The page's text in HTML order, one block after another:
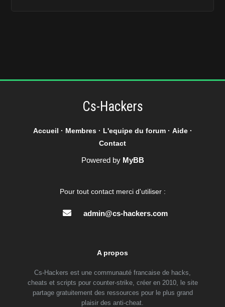
Cs-Hackers
Accueil · Membres· L'equipe du forum· Aide·
Contact
Powered by MyBB
Pour tout contact merci d'utiliser :
admin@cs-hackers.com
A propos
Cs-Hackers est une communauté francaise de hacks,
cheats et scripts pour counter-strike, créer en 2010, le site
partage gratuitement des ressources pour le plus grand
plaisir des anti-cheat.